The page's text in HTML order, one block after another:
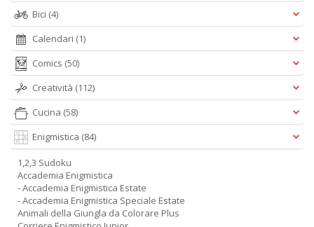
Bici (4)
Calendari (1)
Comics (50)
Creatività (112)
Cucina (58)
Enigmistica (84)
1,2,3 Sudoku
Accademia Enigmistica
- Accademia Enigmistica Estate
- Accademia Enigmistica Speciale Estate
Animali della Giungla da Colorare Plus